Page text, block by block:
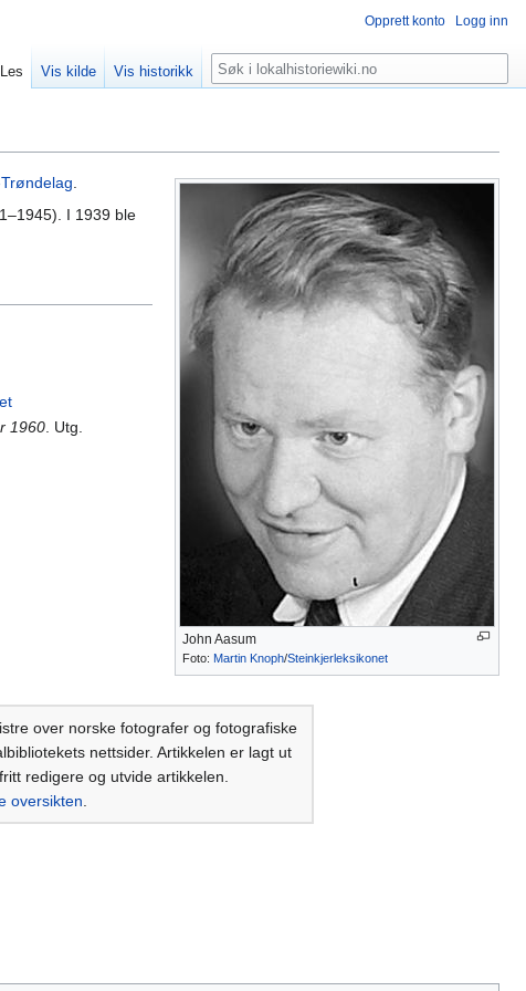
John Aasum
Foto: Martin Knoph/Steinkjerleksikonet
.
I 1939 ble
1960. Utg.
over norske fotografer og fotografiske
nettsider. Artikkelen er lagt ut
redigere og utvide artikkelen.
oversikten
Opprett konto Logg inn
Les Vis kilde Vis historikk Søk